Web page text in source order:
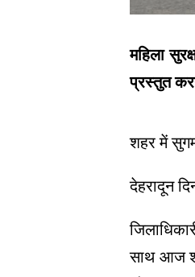
महिला
प्रस्तुत
शहर में
देहरादून
साथ आज